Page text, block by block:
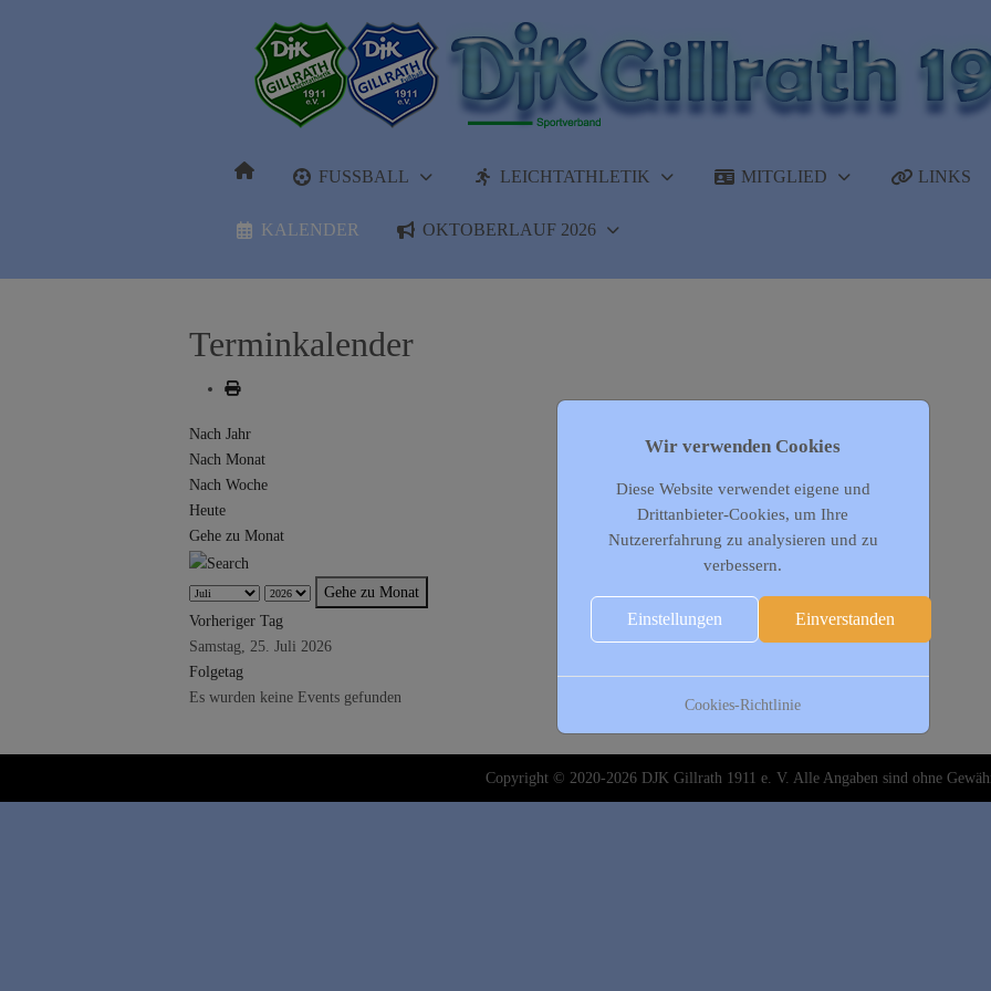
FUSSBALL LEICHTATHLETIK MITGLIED LINKS
KALENDER OKTOBERLAUF 2026
Terminkalender
Nach Jahr
Nach Monat
Nach Woche
Heute
Gehe zu Monat
Gehe zu Monat
Vorheriger Tag
Samstag, 25. Juli 2026
Folgetag
Es wurden keine Events gefunden
Copyright © 2020-2026 DJK Gillrath 1911 e. V. Alle Angaben sind ohne
Wir verwenden Cookies
Diese Website verwendet eigene und
Drittanbieter-Cookies, um Ihre
Nutzererfahrung zu analysieren und zu
verbessern.
Einstellungen Einverstanden
Cookies-Richtlinie